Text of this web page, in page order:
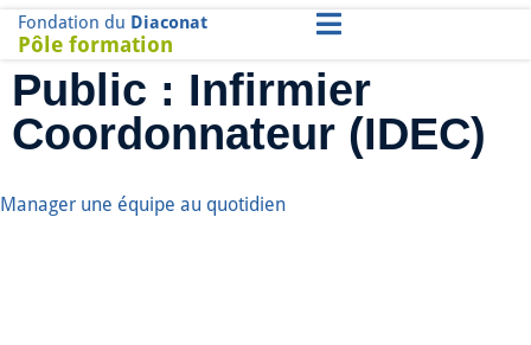
Fondation du Diaconat
Pôle formation
Public : Infirmier
Coordonnateur (IDEC)
Manager une équipe au quotidien